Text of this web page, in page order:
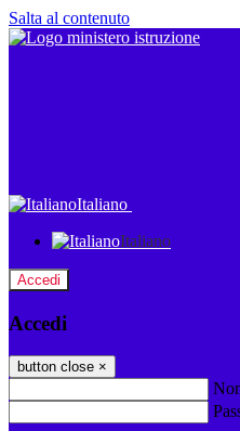
Salta al contenuto
Italiano
Italiano
Accedi
Accedi
button close ×